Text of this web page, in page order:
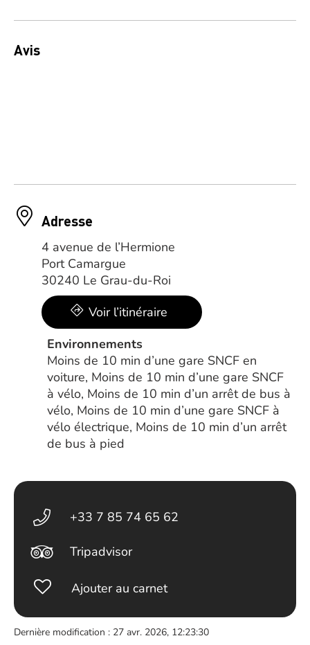
Avis
Adresse
4 avenue de l’Hermione
Port Camargue
30240 Le Grau-du-Roi
Voir l’itinéraire
Environnements
Moins de 10 min d’une gare SNCF en
voiture, Moins de 10 min d’une gare SNCF
à vélo, Moins de 10 min d’un arrêt de bus à
vélo, Moins de 10 min d’une gare SNCF à
vélo électrique, Moins de 10 min d’un arrêt
de bus à pied
+33 7 85 74 65 62
Tripadvisor
Ajouter au carnet
Dernière modification : 27 avr. 2026, 12:23:30